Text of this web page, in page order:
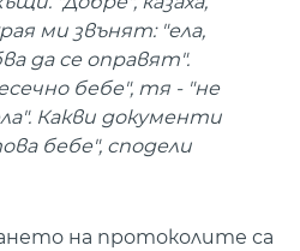
ми звънят: "ела,
да се оправят".
бебе", тя - "не
Какви документи
бебе", сподели
на протоколите са